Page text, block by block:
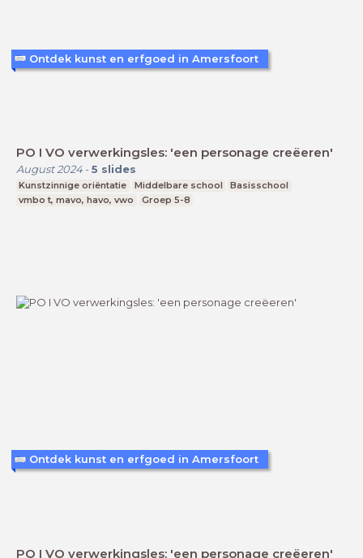
PO I VO verwerkingsles: 'een personage creëeren'
August 2024- 5 slides
Kunstzinnige oriëntatie Middelbare school
Basisschool
vmbo t, mavo, havo, vwo
Groep 5-8
Ontdek kunst en erfgoed in Amersfoort
PO I VO verwerkingsles: 'een personage creëeren'
Ontdek kunst en erfgoed in Amersfoort